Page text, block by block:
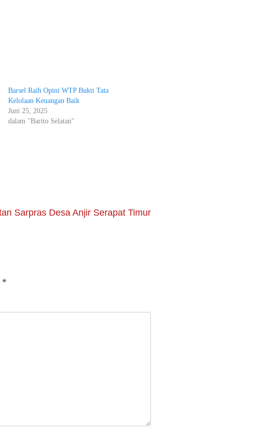
Barsel Raih Opini WTP Bukti Tata
Kelolaan Keuangan Baik
Juni 25, 2025
dalam "Barito Selatan"
Sarpras Desa Anjir Serapat Timur
*